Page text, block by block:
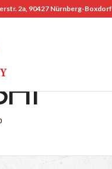
2a, 90427 Nürnberg-Boxdorf